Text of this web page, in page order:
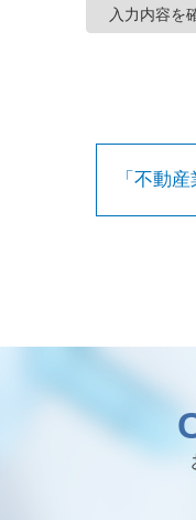
入力内容を
「不動